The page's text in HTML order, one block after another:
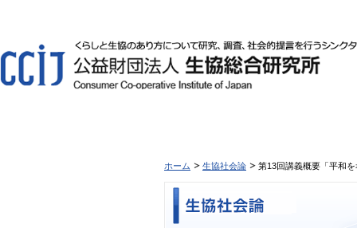
ホーム 生協社会論 第13回講義概要「平和